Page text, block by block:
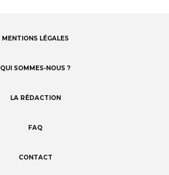
MENTIONS LÉGALES
QUI SOMMES-NOUS ?
LA RÉDACTION
FAQ
CONTACT